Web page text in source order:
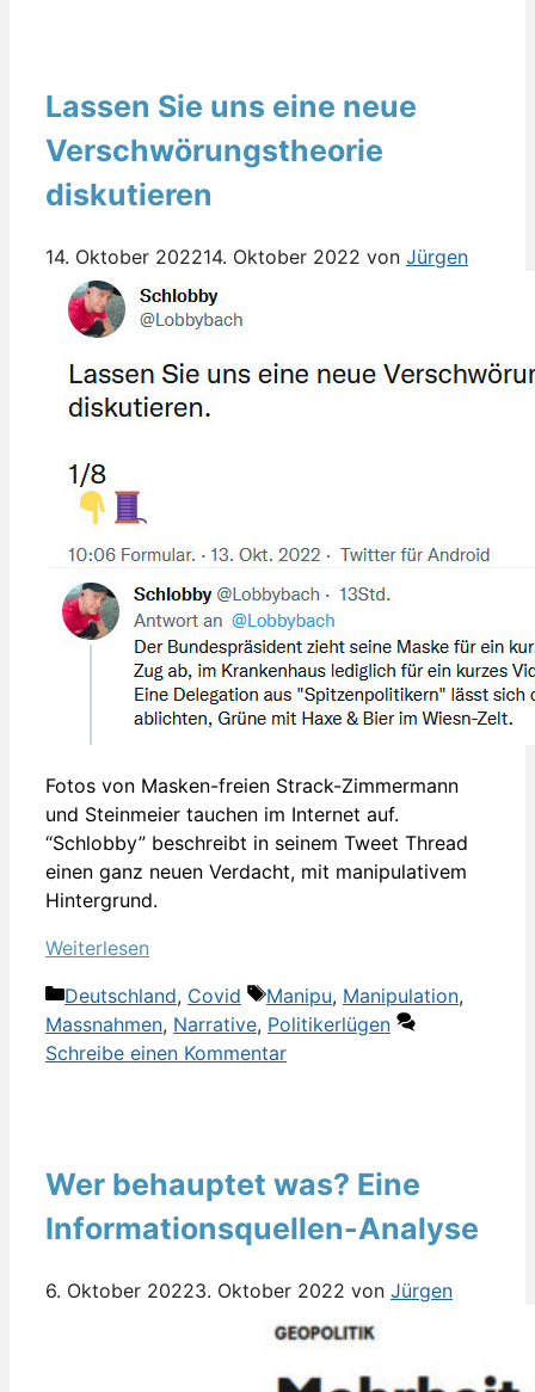
Lassen Sie uns eine neue
Verschwörungstheorie
diskutieren
14. Oktober 202214. Oktober 2022 von Jürgen
Fotos von Masken-freien Strack-Zimmermann
und Steinmeier tauchen im Internet auf.
“Schlobby” beschreibt in seinem Tweet Thread
einen ganz neuen Verdacht, mit manipulativem
Hintergrund.
Weiterlesen
Kategorien
Deutschland, Covid Schlagwörter
Manipu, Manipulation,
Massnahmen, Narrative, Politikerlügen
Schreibe einen Kommentar
Wer behauptet was? Eine
Informationsquellen-Analyse
6. Oktober 20223. Oktober 2022 von Jürgen